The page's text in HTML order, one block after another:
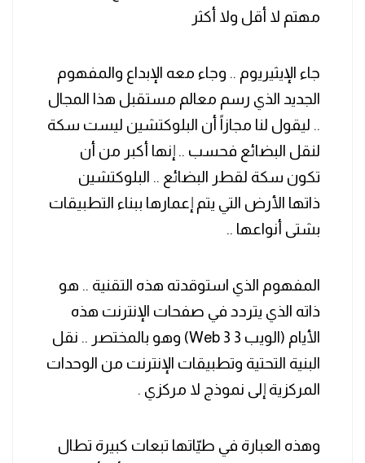
مهتم لا أقل ولا أكثر
‏جاء الإيثيريوم .. وجاء معه الإبداع والمفهوم
الجديد الذي رسم معالم مستقبل هذا المجال
.. ليقول لنا مجازاً أن البلوكتشين ليست سكة
لنقل البضائع فحسب .. إنها أكبر من أن
تكون سكة لقطر البضائع .. البلوكتشين
ذاتها الأرض التي يتم إعمارها ببناء التطبيقات
بشتى أنواعها ..
‏المفهوم الذي استوقدته هذه التقنية .. هو
ذاته الذي يتردد في صفحات الإنترنت هذه
الأيام (الويب 3 Web 3) وهو بالمختصر .. نقل
البنية التحتية وتطبيقات الإنترنت من الوحدات
المركزية إلى نموذج لا مركزي .
‏وهذه العبارة في طيّاتها تبعات كبيرة تطال